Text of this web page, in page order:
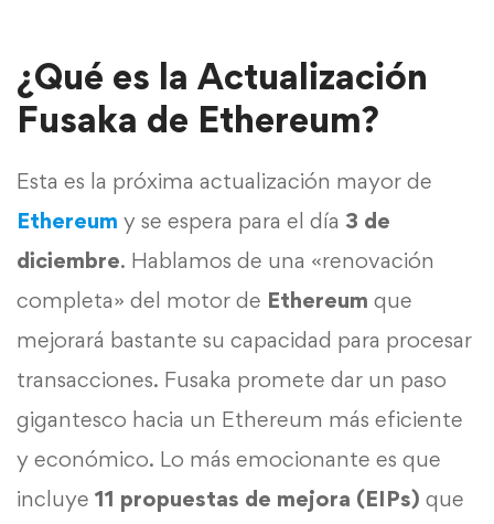
¿Qué es la Actualización
Fusaka de Ethereum?
Esta es la próxima actualización mayor de
Ethereum y se espera para el día 3 de
diciembre. Hablamos de una «renovación
completa» del motor de Ethereum que
mejorará bastante su capacidad para procesar
transacciones. Fusaka promete dar un paso
gigantesco hacia un Ethereum más eficiente
y económico. Lo más emocionante es que
incluye 11 propuestas de mejora (EIPs) que